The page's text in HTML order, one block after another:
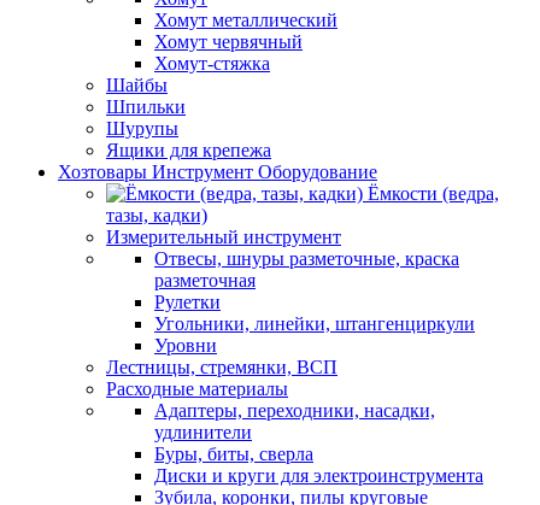
Хомут металлический
Хомут червячный
Хомут-стяжка
Шайбы
Шпильки
Шурупы
Ящики для крепежа
Хозтовары Инструмент Оборудование
Ёмкости (ведра,
тазы, кадки)
Измерительный инструмент
Отвесы, шнуры разметочные, краска
разметочная
Рулетки
Угольники, линейки, штангенциркули
Уровни
Лестницы, стремянки, ВСП
Расходные материалы
Адаптеры, переходники, насадки,
удлинители
Буры, биты, сверла
Диски и круги для электроинструмента
Зубила, коронки, пилы круговые